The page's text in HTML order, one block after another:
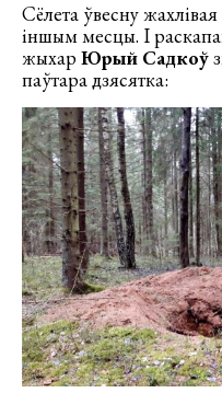
Сёлета ўвесну
іншым месцы. І
жыхарЮрый Садкоў
паўтара дзясятка: